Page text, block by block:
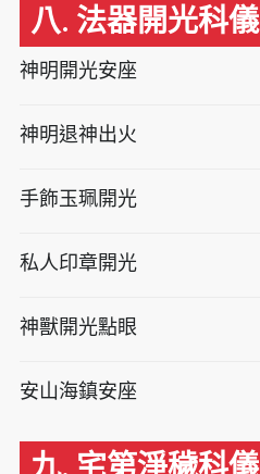
八. 法器開光科儀
神明開光安座
神明退神出火
手飾玉珮開光
私人印章開光
神獸開光點眼
安山海鎮安座